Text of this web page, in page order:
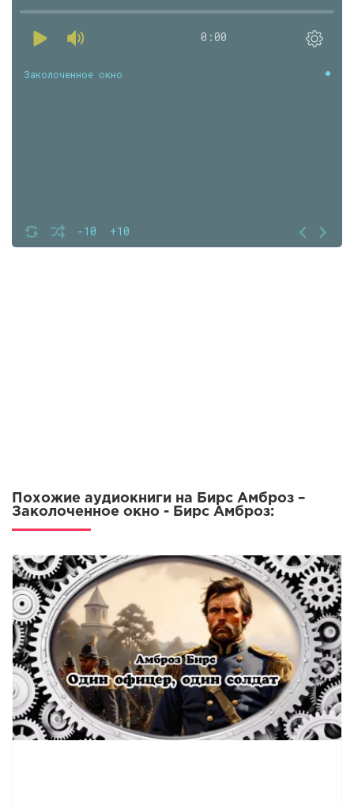
0:00
-10 +10
Заколоченное окно
Похожие аудиокниги на Бирс Амброз –
Заколоченное окно - Бирс Амброз: